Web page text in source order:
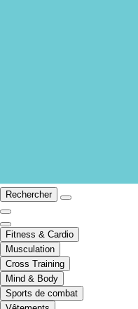
Rechercher
Fitness & Cardio
Musculation
Cross Training
Mind & Body
Sports de combat